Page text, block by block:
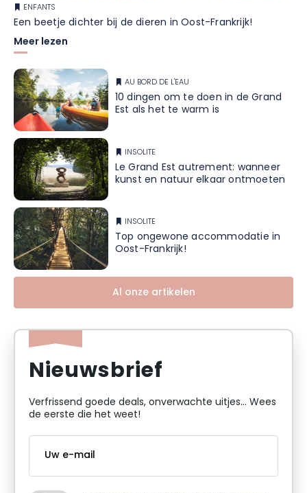
ENFANTS
Een beetje dichter bij de dieren in Oost-Frankrijk!
Meer lezen
AU BORD DE L'EAU
10 dingen om te doen in de Grand
Est als het te warm is
INSOLITE
Le Grand Est autrement: wanneer
kunst en natuur elkaar ontmoeten
INSOLITE
Top ongewone accommodatie in
Oost-Frankrijk!
Al onze artikelen
Nieuwsbrief
Verfrissend goede deals, onverwachte uitjes... Wees
de eerste die het weet!